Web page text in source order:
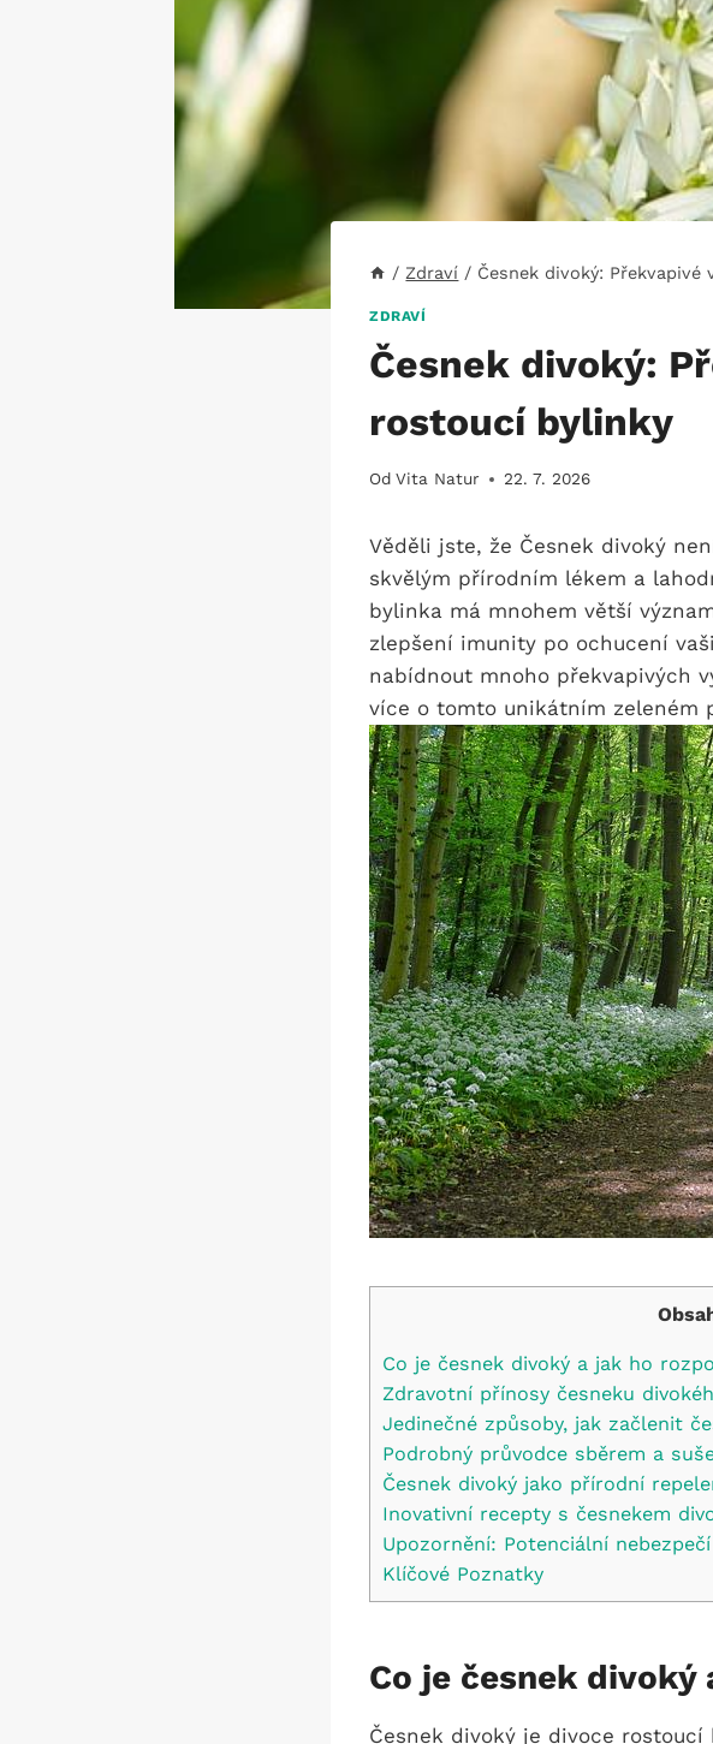
/ Zdraví / Česnek divoký:
ZDRAVÍ
Česnek divoký:
rostoucí bylinky
Od Vita Natur 22. 7. 2026
Věděli jste, že Česnek ‌divoký​
skvělým přírodním ‍lékem a
bylinka má mnohem větší
zlepšení ‌imunity ⁣po ochucení
nabídnout ​mnoho‌ překvapivých‌
více o tomto unikátním zeleném
Co je⁤ česnek divoký ⁤a jak⁣ ho
Zdravotní přínosy česneku
Jedinečné způsoby,‍ jak začlenit
Podrobný průvodce sběrem a
Česnek‍ divoký jako‌ přírodní
Inovativní recepty s česnekem
Upozornění: Potenciální
Klíčové Poznatky
Co je⁤ česnek divoký
Česnek⁢ divoký je divoce⁤